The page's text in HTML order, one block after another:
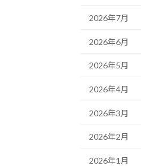
2026年7月
2026年6月
2026年5月
2026年4月
2026年3月
2026年2月
2026年1月